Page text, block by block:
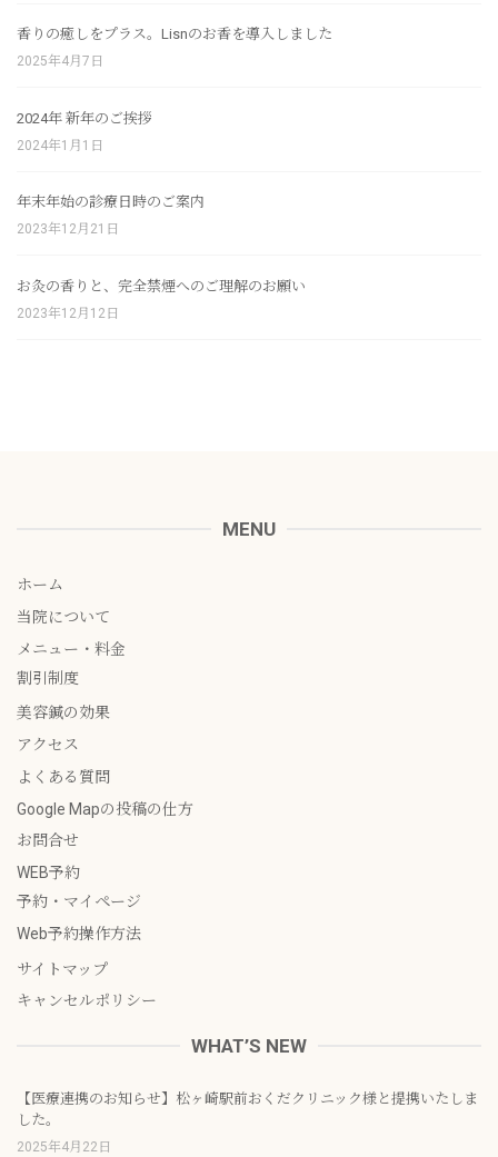
香りの癒しをプラス。Lisnのお香を導入しました
2025年4月7日
2024年 新年のご挨拶
2024年1月1日
年末年始の診療日時のご案内
2023年12月21日
お灸の香りと、完全禁煙へのご理解のお願い
2023年12月12日
MENU
ホーム
当院について
メニュー・料金
割引制度
美容鍼の効果
アクセス
よくある質問
Google Mapの投稿の仕方
お問合せ
WEB予約
予約・マイページ
Web予約操作方法
サイトマップ
キャンセルポリシー
WHAT’S NEW
【医療連携のお知らせ】松ヶ崎駅前おくだクリニック様と提携いたしま
した。
2025年4月22日